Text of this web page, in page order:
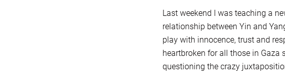
Last weekend I was teaching a
relationship between Yin and
play with innocence, trust and
heartbroken for all those in
questioning the crazy